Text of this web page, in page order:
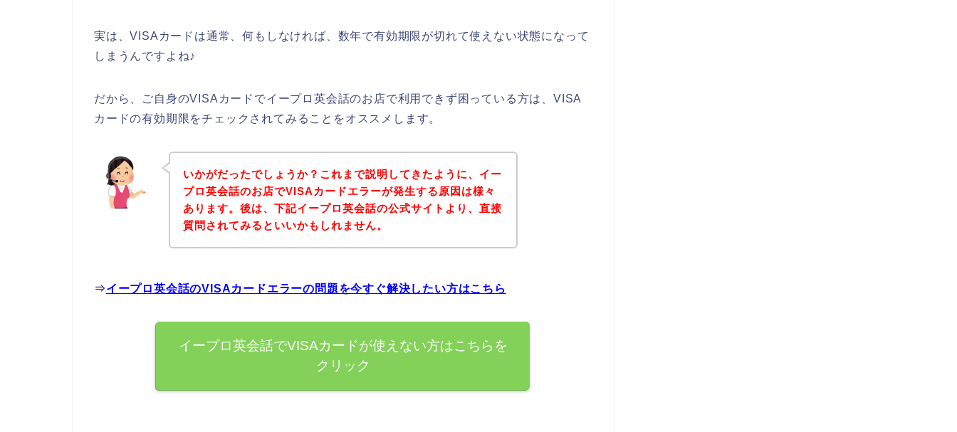
実は、VISAカードは通常、何もしなければ、数年で有効期限が切れて使えない状態になって
しまうんですよね♪
だから、ご自身のVISAカードでイープロ英会話のお店で利用できず困っている方は、VISA
カードの有効期限をチェックされてみることをオススメします。
いかがだったでしょうか？これまで説明してきたように、イー
プロ英会話のお店でVISAカードエラーが発生する原因は様々
あります。後は、下記イープロ英会話の公式サイトより、直接
質問されてみるといいかもしれません。
⇒イープロ英会話のVISAカードエラーの問題を今すぐ解決したい方はこちら
イープロ英会話でVISAカードが使えない方はこちらを
クリック